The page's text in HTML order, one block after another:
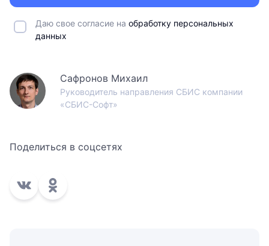
Даю свое согласие на обработку персональных
данных
Сафронов Михаил
Руководитель направления СБИС компании
«СБИС-Софт»
Поделиться в соцсетях